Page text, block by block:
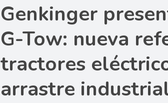
Genkinger
G-Tow: nueva
tractores
arrastre